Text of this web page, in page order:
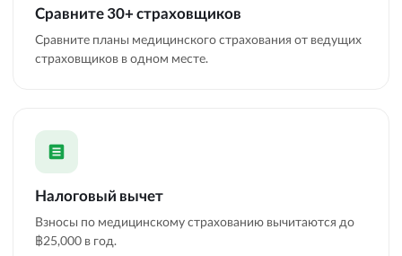
Сравните 30+ страховщиков
Сравните планы медицинского страхования от ведущих
страховщиков в одном месте.
Налоговый вычет
Взносы по медицинскому страхованию вычитаются до
฿25,000 в год.